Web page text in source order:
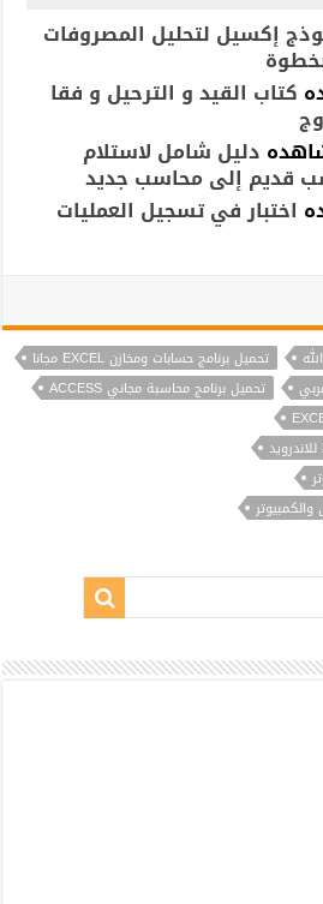
إكسيل لتحليل المصروفات
كتاب القيد و الترحيل و فقا
دليل شامل لاستلام
قديم إلى محاسب جديد
اختبار في تسجيل العمليات
تحميل برنامج حسابات ومخازن EXCEL مجانا
تحميل برنامج محاسبة مجاني ACCESS